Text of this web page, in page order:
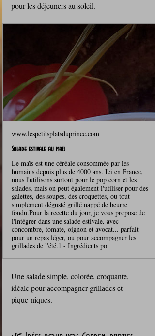
pour les déjeuners au soleil.
www.lespetitsplatsduprince.com
Salade estivale au maïs
Le maïs est une céréale consommée par les
humains depuis plus de 4000 ans. Ici en France,
nous l'utilisons surtout pour le pop corn et les
salades, mais on peut également l'utiliser pour des
galettes, des soupes, des croquettes, ou tout
simplement dégusté grillé nappé de beurre
fondu.Pour la recette du jour, je vous propose de
l'intégrer dans une salade estivale, avec
concombre, tomate, oignon et avocat... parfait
pour un repas léger, ou pour accompagner les
grillades de l'été.1 - Ingrédients po
Une salade simple, colorée, croquante,
idéale pour accompagner grillades et
pique‑niques.